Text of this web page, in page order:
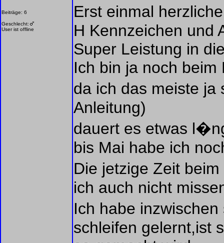
Beiträge: 6
Geschlecht:
User ist offline
Erst einmal
H Kennzeichen und
Super Leistung in
Ich bin ja noch beim
da ich das meiste
Anleitung)
dauert es etwas
bis Mai habe ich
Die jetzige Zeit
ich auch nicht
Ich habe
schleifen gelernt,ist